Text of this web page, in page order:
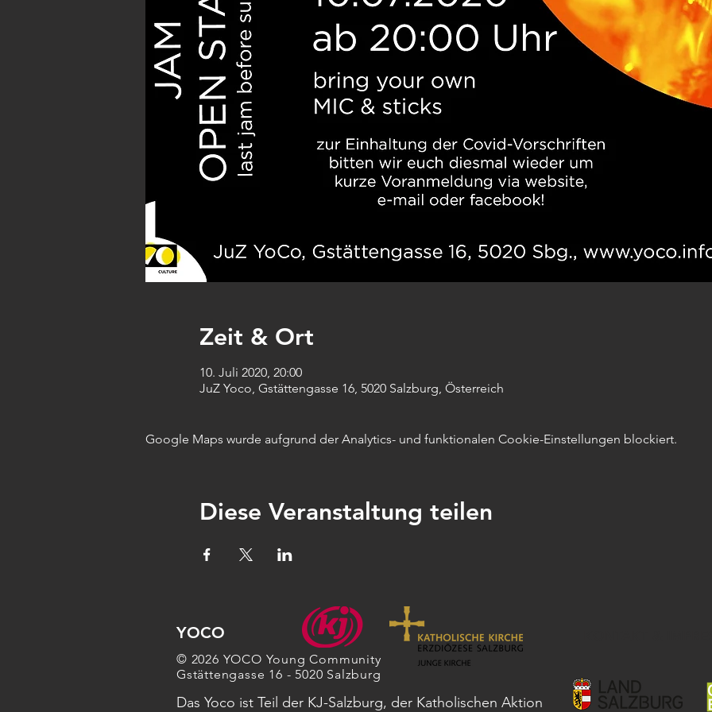
Zeit & Ort
10. Juli 2020, 20:00
JuZ Yoco, Gstättengasse 16, 5020 Salzburg, Österreich
Google Maps wurde aufgrund der Analytics- und funktionalen Cookie-Einstellungen blockiert.
Diese Veranstaltung teilen
YOCO
© 2026 YOCO Young Community
Gstättengasse 16 - 5020 Salzburg
Das Yoco ist Teil der KJ-Salzburg, der Katholischen Aktion